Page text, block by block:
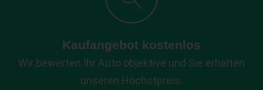
Kaufangebot kostenlos
Wir bewerten Ihr Auto objektive und Sie erhalten
unseren Höchstpreis.